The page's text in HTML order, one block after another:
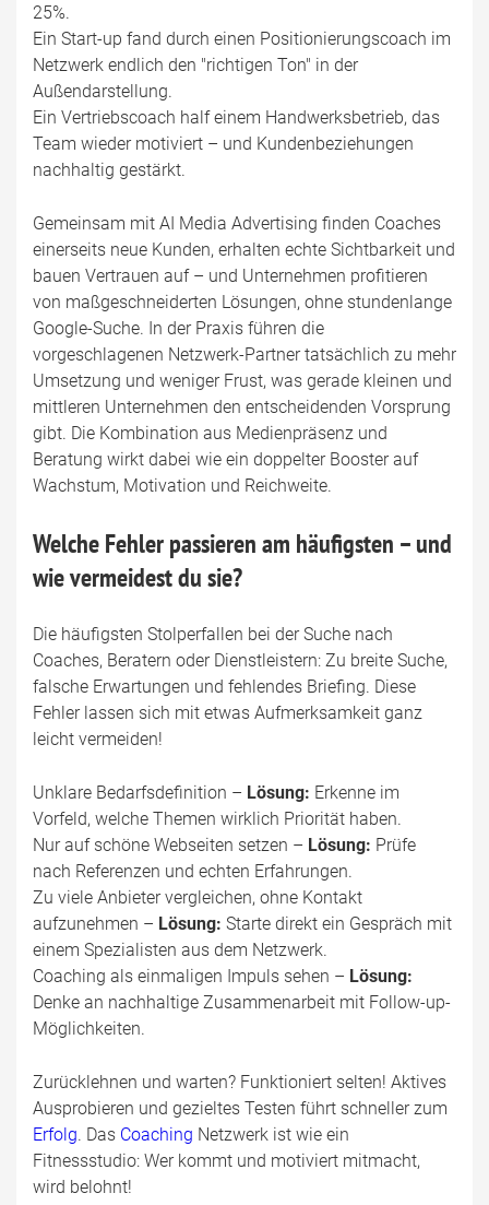
25%.
Ein Start-up fand durch einen Positionierungscoach im
Netzwerk endlich den "richtigen Ton" in der
Außendarstellung.
Ein Vertriebscoach half einem Handwerksbetrieb, das
Team wieder motiviert – und Kundenbeziehungen
nachhaltig gestärkt.
Gemeinsam mit AI Media Advertising finden Coaches
einerseits neue Kunden, erhalten echte Sichtbarkeit und
bauen Vertrauen auf – und Unternehmen profitieren
von maßgeschneiderten Lösungen, ohne stundenlange
Google-Suche. In der Praxis führen die
vorgeschlagenen Netzwerk-Partner tatsächlich zu mehr
Umsetzung und weniger Frust, was gerade kleinen und
mittleren Unternehmen den entscheidenden Vorsprung
gibt. Die Kombination aus Medienpräsenz und
Beratung wirkt dabei wie ein doppelter Booster auf
Wachstum, Motivation und Reichweite.
Welche Fehler passieren am häufigsten – und
wie vermeidest du sie?
Die häufigsten Stolperfallen bei der Suche nach
Coaches, Beratern oder Dienstleistern: Zu breite Suche,
falsche Erwartungen und fehlendes Briefing. Diese
Fehler lassen sich mit etwas Aufmerksamkeit ganz
leicht vermeiden!
Unklare Bedarfsdefinition – Lösung: Erkenne im
Vorfeld, welche Themen wirklich Priorität haben.
Nur auf schöne Webseiten setzen – Lösung: Prüfe
nach Referenzen und echten Erfahrungen.
Zu viele Anbieter vergleichen, ohne Kontakt
aufzunehmen – Lösung: Starte direkt ein Gespräch mit
einem Spezialisten aus dem Netzwerk.
Coaching als einmaligen Impuls sehen – Lösung:
Denke an nachhaltige Zusammenarbeit mit Follow-up-
Möglichkeiten.
Zurücklehnen und warten? Funktioniert selten! Aktives
Ausprobieren und gezieltes Testen führt schneller zum
Erfolg. Das Coaching Netzwerk ist wie ein
Fitnessstudio: Wer kommt und motiviert mitmacht,
wird belohnt!